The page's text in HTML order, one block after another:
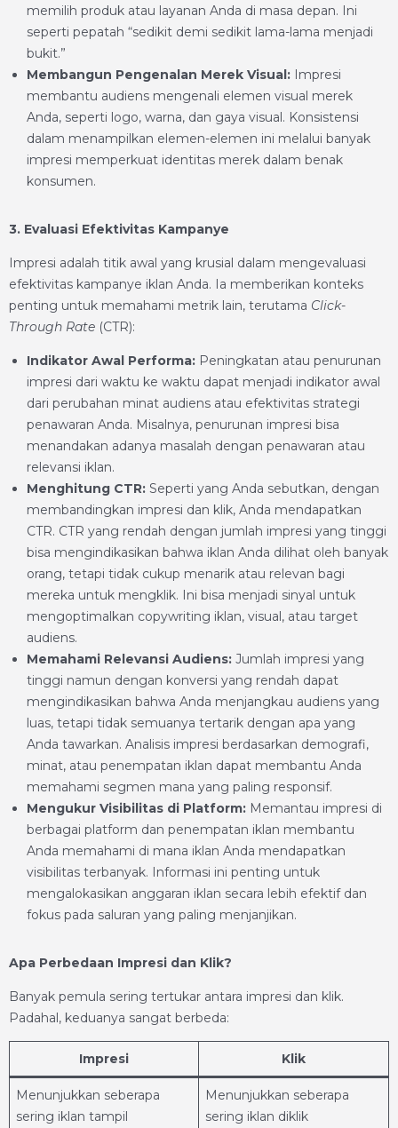
memilih produk atau layanan Anda di masa depan. Ini
seperti pepatah “sedikit demi sedikit lama-lama menjadi
bukit.”
Membangun Pengenalan Merek Visual: Impresi
membantu audiens mengenali elemen visual merek
Anda, seperti logo, warna, dan gaya visual. Konsistensi
dalam menampilkan elemen-elemen ini melalui banyak
impresi memperkuat identitas merek dalam benak
konsumen.
3. Evaluasi Efektivitas Kampanye
Impresi adalah titik awal yang krusial dalam mengevaluasi
efektivitas kampanye iklan Anda. Ia memberikan konteks
penting untuk memahami metrik lain, terutama Click-
Through Rate (CTR):
Indikator Awal Performa: Peningkatan atau penurunan
impresi dari waktu ke waktu dapat menjadi indikator awal
dari perubahan minat audiens atau efektivitas strategi
penawaran Anda. Misalnya, penurunan impresi bisa
menandakan adanya masalah dengan penawaran atau
relevansi iklan.
Menghitung CTR: Seperti yang Anda sebutkan, dengan
membandingkan impresi dan klik, Anda mendapatkan
CTR. CTR yang rendah dengan jumlah impresi yang tinggi
bisa mengindikasikan bahwa iklan Anda dilihat oleh banyak
orang, tetapi tidak cukup menarik atau relevan bagi
mereka untuk mengklik. Ini bisa menjadi sinyal untuk
mengoptimalkan copywriting iklan, visual, atau target
audiens.
Memahami Relevansi Audiens: Jumlah impresi yang
tinggi namun dengan konversi yang rendah dapat
mengindikasikan bahwa Anda menjangkau audiens yang
luas, tetapi tidak semuanya tertarik dengan apa yang
Anda tawarkan. Analisis impresi berdasarkan demografi,
minat, atau penempatan iklan dapat membantu Anda
memahami segmen mana yang paling responsif.
Mengukur Visibilitas di Platform: Memantau impresi di
berbagai platform dan penempatan iklan membantu
Anda memahami di mana iklan Anda mendapatkan
visibilitas terbanyak. Informasi ini penting untuk
mengalokasikan anggaran iklan secara lebih efektif dan
fokus pada saluran yang paling menjanjikan.
Apa Perbedaan Impresi dan Klik?
Banyak pemula sering tertukar antara impresi dan klik.
Padahal, keduanya sangat berbeda:
Impresi Klik
Menunjukkan seberapa
sering iklan tampil
Menunjukkan seberapa
sering iklan diklik